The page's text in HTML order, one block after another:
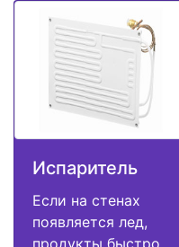
Испаритель
Если на стенах
появляется лед,
продукты быстро